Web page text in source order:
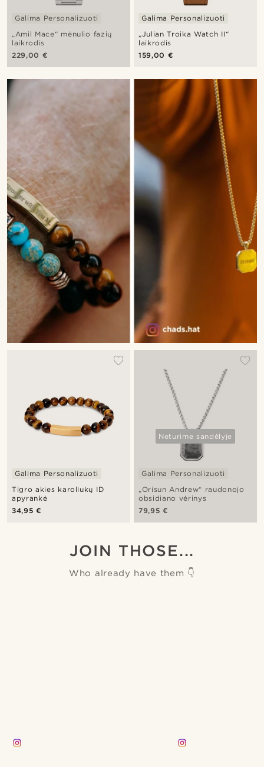
„Amil Mace“ mėnulio fazių
laikrodis
Galima Personalizuoti
229,00 €
„Julian Troika Watch II“
laikrodis
Galima Personalizuoti
159,00 €
Tigro akies karoliukų ID
apyrankė
Galima Personalizuoti
34,95 €
Neturime sandėlyje
„Orisun Andrew“ raudonojo
obsidiano vėrinys
Galima Personalizuoti
79,95 €
JOIN THOSE...
Who already have them 👇